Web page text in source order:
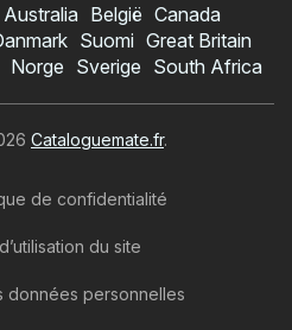
Martin
Australia België Canada
Suomi Great Britain
Norge Sverige South Africa
Cataloguemate.fr.
de confidentialité
du site
données personnelles